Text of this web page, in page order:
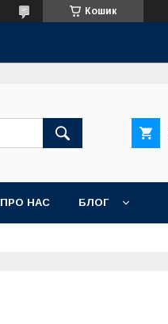
Кошик
ПРО НАС БЛОГ